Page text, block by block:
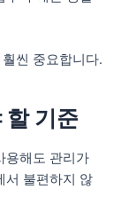
씬 중요합니다.
할 기준
용해도 관리가
서 불편하지 않